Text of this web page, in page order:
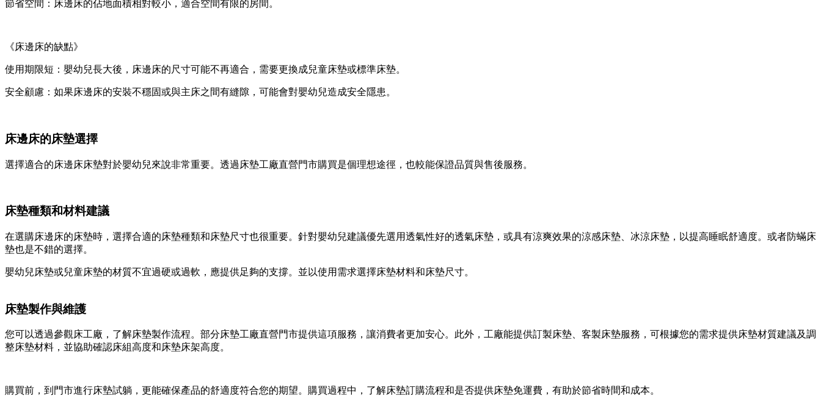
節省空間：床邊床的佔地面積相對較小，適合空間有限的房間。
《床邊床的缺點》
使用期限短：嬰幼兒長大後，床邊床的尺寸可能不再適合，需要更換成兒童床墊或標準床墊。
安全顧慮：如果床邊床的安裝不穩固或與主床之間有縫隙，可能會對嬰幼兒造成安全隱患。
床邊床的床墊選擇
選擇適合的床邊床床墊對於嬰幼兒來說非常重要。透過床墊工廠直營門市購買是個理想途徑，也較能保證品質與售後服務。
床墊種類和材料建議
在選購床邊床的床墊時，選擇合適的床墊種類和床墊尺寸也很重要。針對嬰幼兒建議優先選用透氣性好的透氣床墊，或具有涼爽效果的涼感床墊、冰涼床墊，以提高睡眠舒適度。或者防蟎床
墊也是不錯的選擇。
嬰幼兒床墊或兒童床墊的材質不宜過硬或過軟，應提供足夠的支撐。並以使用需求選擇床墊材料和床墊尺寸。
床墊製作與維護
您可以透過參觀床工廠，了解床墊製作流程。部分床墊工廠直營門市提供這項服務，讓消費者更加安心。此外，工廠能提供訂製床墊、客製床墊服務，可根據您的需求提供床墊材質建議及調
整床墊材料，並協助確認床組高度和床墊床架高度。
購買前，到門市進行床墊試躺，更能確保產品的舒適度符合您的期望。購買過程中，了解床墊訂購流程和是否提供床墊免運費，有助於節省時間和成本。